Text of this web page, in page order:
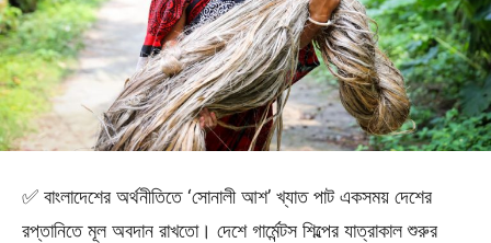
✅ বাংলাদেশের অর্থনীতিতে ‘সোনালী আশ’ খ্যাত পাট একসময় দেশের
রপ্তানিতে মূল অবদান রাখতো। দেশে গার্মেন্টস শিল্পের যাত্রাকাল শুরুর